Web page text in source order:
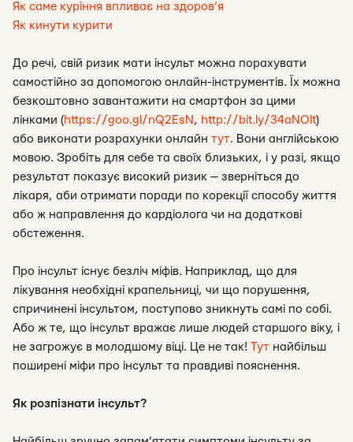
Як саме куріння впливає на здоров’я
Як кинути курити
До речі, свій ризик мати інсульт можна порахувати
самостійно за допомогою онлайн-інструментів. Їх можна
безкоштовно завантажити на смартфон за цими
лінками (https://goo.gl/nQ2EsN , http://bit.ly/34aNOlt)
або виконати розрахунки онлайн тут. Вони англійською
мовою. Зробіть для себе та своїх близьких, і у разі, якщо
результат показує високий ризик — зверніться до
лікаря, аби отримати поради по корекції способу життя
або ж направлення до кардіолога чи на додаткові
обстеження.
Про інсульт існує безліч міфів. Наприклад, що для
лікування необхідні крапельниці, чи що порушення,
спричинені інсультом, поступово зникнуть самі по собі.
Або ж те, що інсульт вражає лише людей старшого віку, і
не загрожує в молодшому віці. Це не так! Тут найбільш
поширені міфи про інсульт та правдиві пояснення.
Як розпізнати інсульт?